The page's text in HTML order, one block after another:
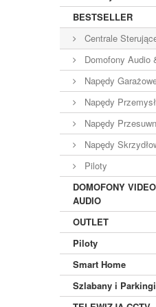
BESTSELLER
Centrale
Domofony Audio
Napędy
Napędy
Napędy
Napędy
Piloty
DOMOFONY
AUDIO
OUTLET
Piloty
Smart Home
Szlabany i Parkingi